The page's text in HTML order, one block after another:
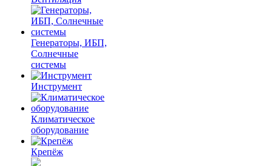
Генераторы, ИБП,
Солнечные
системы
Инструмент
Климатическое
оборудование
Крепёж